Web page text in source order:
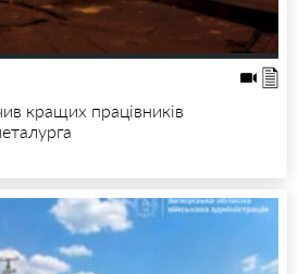
кращих працівників